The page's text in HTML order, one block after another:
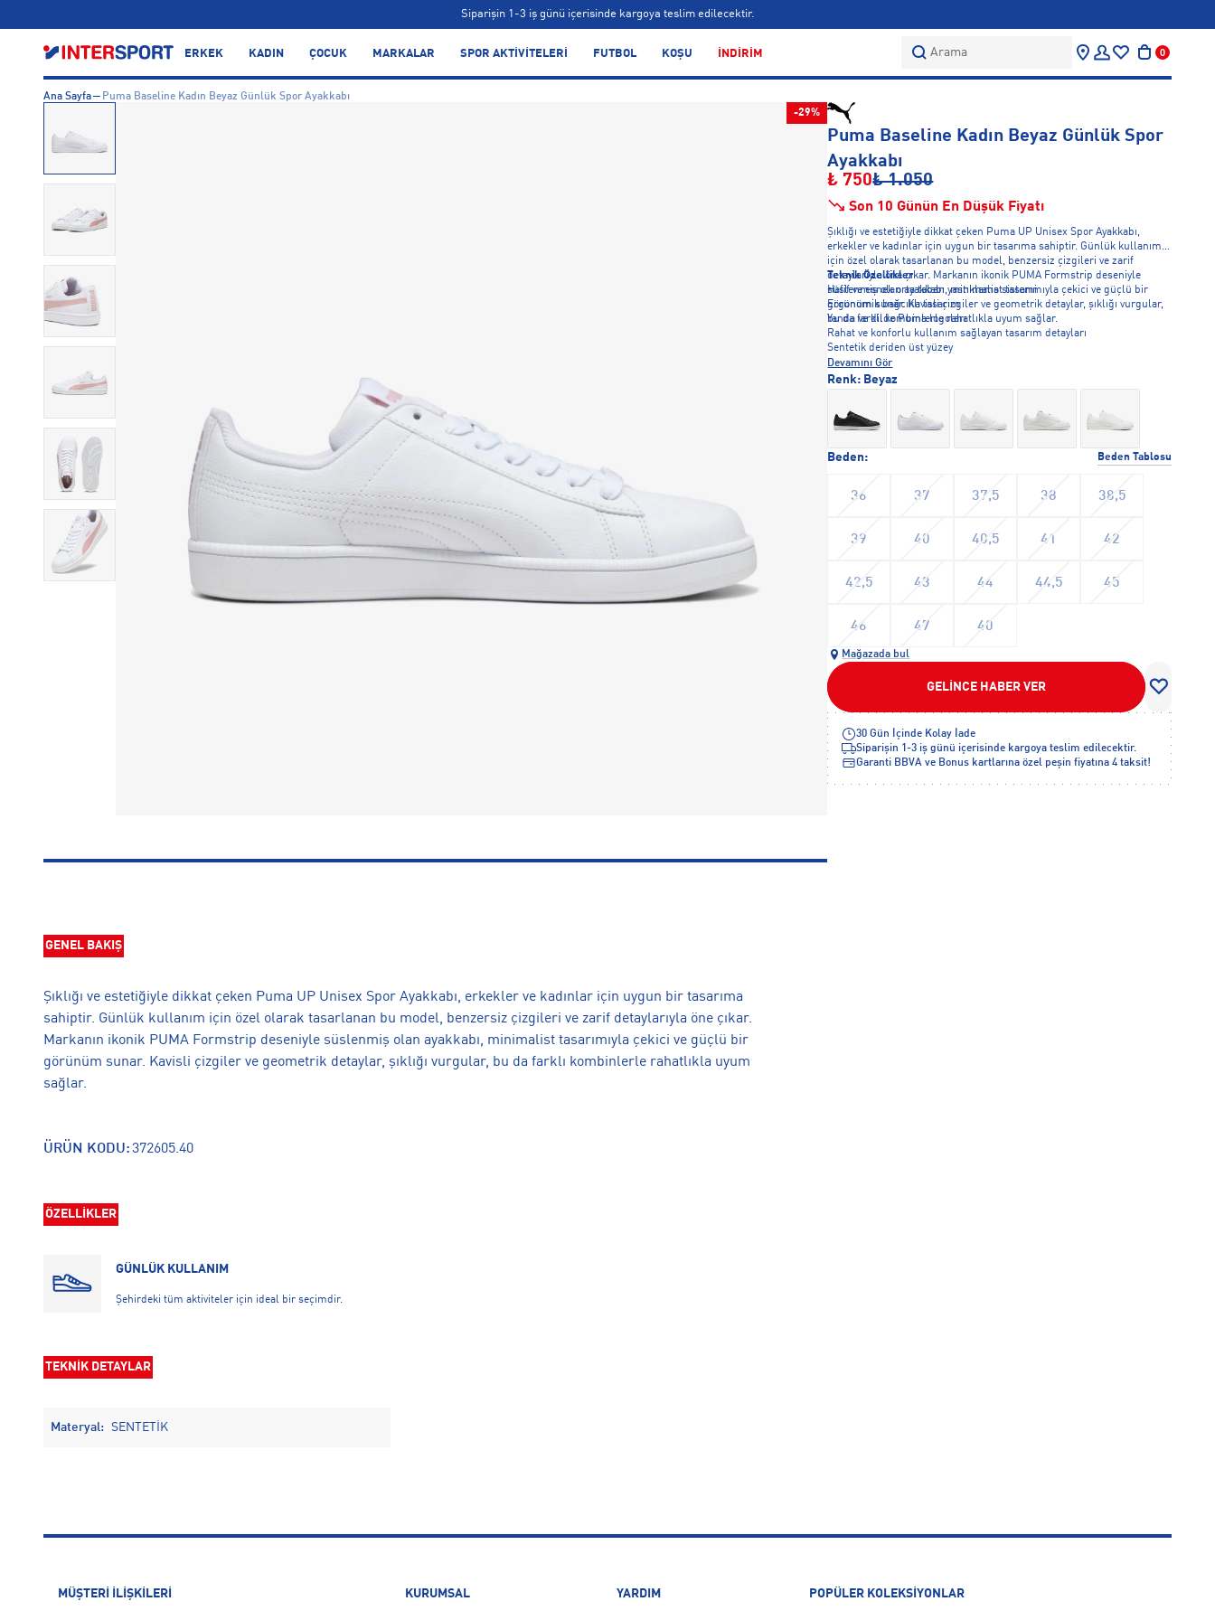
Siparişin 1-3 iş günü içerisinde kargoya teslim edilecektir.
ERKEK KADIN ÇOCUK MARKALAR SPOR AKTİVİTELERİ FUTBOL KOŞU İNDİRİM Arama 0
Ana Sayfa
Puma Baseline Kadın Beyaz Günlük Spor Ayakkabı
-29%
GENEL BAKIŞ
Şıklığı ve estetiğiyle dikkat çeken Puma UP Unisex Spor Ayakkabı, erkekler ve kadınlar için uygun bir tasarıma
sahiptir. Günlük kullanım için özel olarak tasarlanan bu model, benzersiz çizgileri ve zarif detaylarıyla öne çıkar.
Markanın ikonik PUMA Formstrip deseniyle süslenmiş olan ayakkabı, minimalist tasarımıyla çekici ve güçlü bir
görünüm sunar. Kavisli çizgiler ve geometrik detaylar, şıklığı vurgular, bu da farklı kombinlerle rahatlıkla uyum
sağlar.
ÜRÜN KODU:372605.40
ÖZELLİKLER
GÜNLÜK KULLANIM
Şehirdeki tüm aktiviteler için ideal bir seçimdir.
TEKNİK DETAYLAR
Materyal: SENTETİK
Puma Baseline Kadın Beyaz Günlük Spor
Ayakkabı
₺ 750₺ 1.050
Son 10 Günün En Düşük Fiyatı
Şıklığı ve estetiğiyle dikkat çeken Puma UP Unisex Spor Ayakkabı,
erkekler ve kadınlar için uygun bir tasarıma sahiptir. Günlük kullanım
için özel olarak tasarlanan bu model, benzersiz çizgileri ve zarif
detaylarıyla öne çıkar. Markanın ikonik PUMA Formstrip deseniyle
süslenmiş olan ayakkabı, minimalist tasarımıyla çekici ve güçlü bir
görünüm sunar. Kavisli çizgiler ve geometrik detaylar, şıklığı vurgular,
bu da farklı kombinlerle rahatlıkla uyum sağlar.
Teknik Özellikler
Hafif ve esnek orta taban yastıklama sistemi
Ergonomik bağcıklı tasarım
Yanda ve dilde Puma logoları
Rahat ve konforlu kullanım sağlayan tasarım detayları
Sentetik deriden üst yüzey
Devamını Gör
Beden: Beden Tablosu
36 37 37,5 38 38,5
39 40 40,5 41 42
42,5 43 44 44,5 45
46 47 40
Renk: Beyaz
Mağazada bul
GELİNCE HABER VER
30 Gün İçinde Kolay İade
Siparişin 1-3 iş günü içerisinde kargoya teslim edilecektir.
Garanti BBVA ve Bonus kartlarına özel peşin fiyatına 4 taksit!
MÜŞTERİ İLİŞKİLERİ KURUMSAL YARDIM POPÜLER KOLEKSİYONLAR